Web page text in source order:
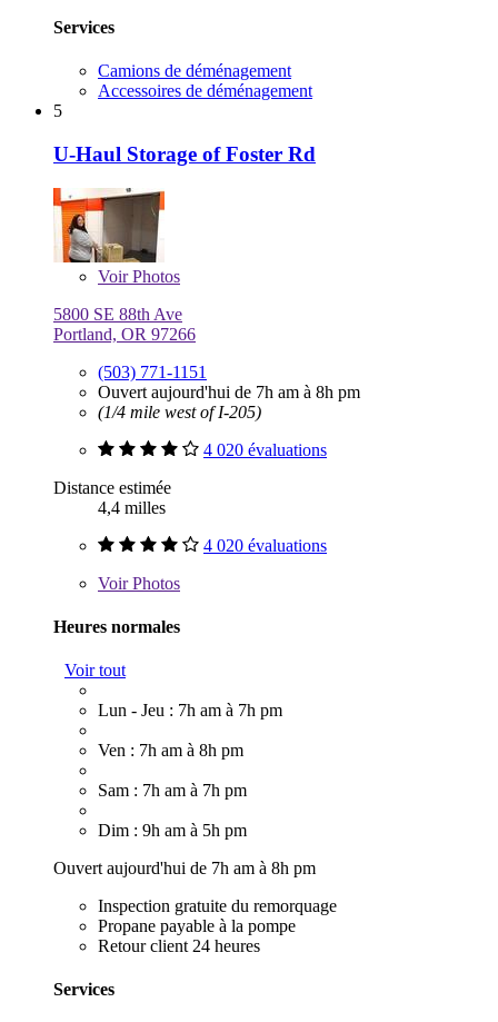
Services
Camions de déménagement
Accessoires de déménagement
5
U-Haul Storage of Foster Rd
VoirPhotos
5800 SE 88th Ave
Portland, OR 97266
(503) 771-1151
Ouvert aujourd'hui de 7h am à 8h pm
(1/4 mile west of I-205)
4 020 évaluations
Distance estimée
4,4 milles
4 020 évaluations
VoirPhotos
Heures normales
Voir tout
Lun - Jeu : 7h am à 7h pm
Ven : 7h am à 8h pm
Sam : 7h am à 7h pm
Dim : 9h am à 5h pm
Ouvert aujourd'hui de 7h am à 8h pm
Inspection gratuite du remorquage
Propane payable à la pompe
Retour client 24 heures
Services